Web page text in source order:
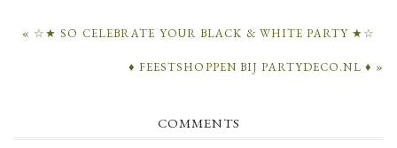
PREVIOUS
« ☆★ SO CELEBRATE YOUR BLACK & WHITE PARTY ★☆
NEXT
♦ FEESTSHOPPEN BIJ PARTYDECO.NL ♦ »
COMMENTS